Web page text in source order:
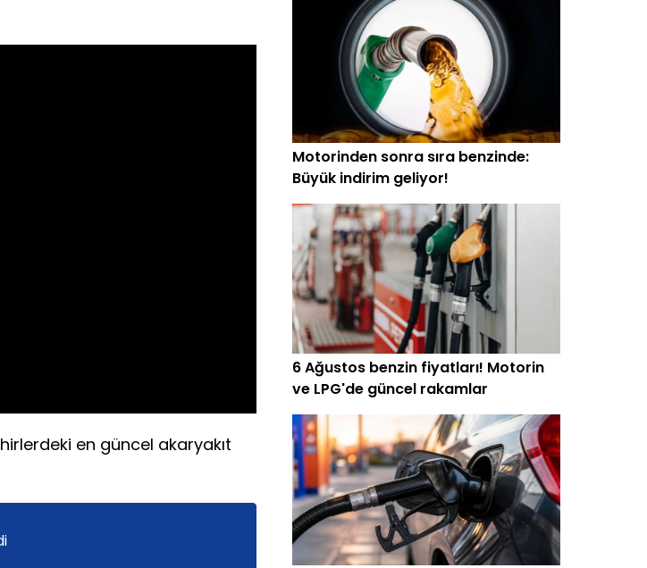
en güncel akaryakıt
Motorinden sonra sıra benzinde:
Büyük indirim geliyor!
6 Ağustos benzin fiyatları! Motorin
ve LPG'de güncel rakamlar